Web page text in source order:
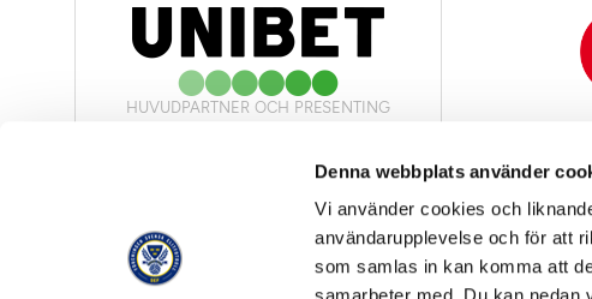
Denna webbplats använder
Vi använder cookies och
användarupplevelse och för att
som samlas in kan komma att
HUVUDPARTNER OCH PRESENTING